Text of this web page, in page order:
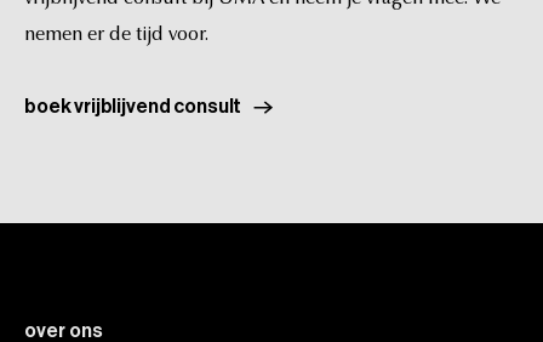
nemen er de tijd voor.
boek vrijblijvend consult
over ons